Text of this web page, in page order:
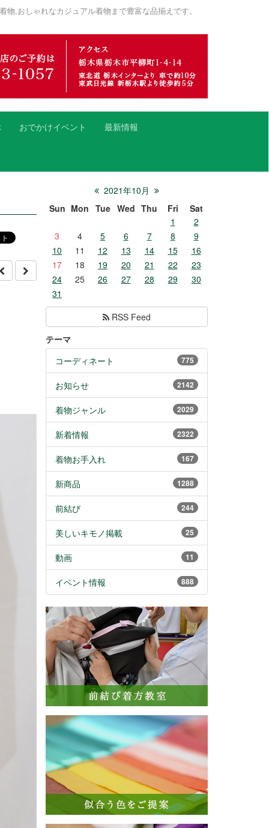
,おしゃれなカジュアル着物まで豊富な品揃えです。
おでかけイベント 最新情報
2021年10月
Sun Mon Tue Wed Thu Fri
Sat
1
2
3
4 5 6 7 8
9
10
11 12 13 14 15
16
17
18 19 20 21 22
23
24
25 26 27 28 29
30
31
RSS Feed
テーマ
775
コーディネート
2142
お知らせ
2029
着物ジャンル
2322
新着情報
167
着物お手入れ
1288
新商品
244
前結び
25
美しいキモノ掲載
11
動画
888
イベント情報